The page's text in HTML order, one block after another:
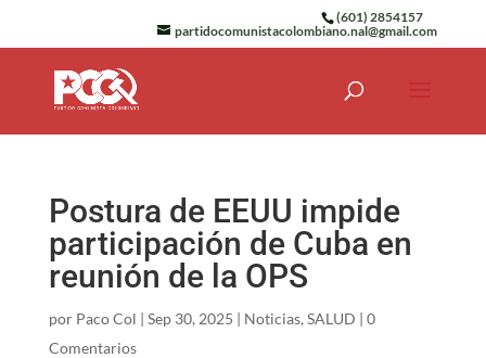
(601) 2854157
partidocomunistacolombiano.nal@gmail.com
Postura de EEUU impide
participación de Cuba en
reunión de la OPS
por Paco Col | Sep 30, 2025 | Noticias, SALUD | 0
Comentarios